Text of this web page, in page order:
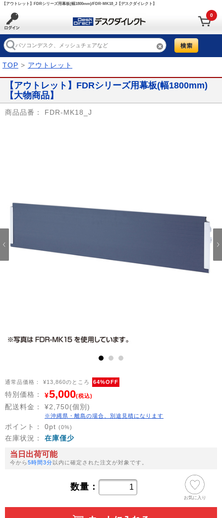
【アウトレット】FDRシリーズ用幕板(幅1800mm)/FDR-MK18_J【デスクダイレクト】
0
TOP > アウトレット
【アウトレット】FDRシリーズ用幕板(幅1800mm)
【大物商品】
商品品番： FDR-MK18_J
通常品価格： ¥13,860のところ 64%OFF
特別価格： ¥5,000(税込)
配送料金： ¥2,750(個別)
※沖縄県・離島の場合、別途見積になります
ポイント： 0pt (0%)
在庫状況： 在庫僅少
当日出荷可能
今から5時間3分以内に確定された注文が対象です。
数量：
お気に入り